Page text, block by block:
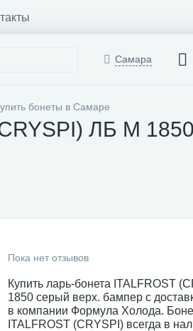
Самара
бонеты в Самаре
ЛБ М
Пока нет отзывов
Купить ларь-бонета ITALFROST
1850 серый верх. бампер с
в компании Формула Холода.
ITALFROST (CRYSPI) всегда в